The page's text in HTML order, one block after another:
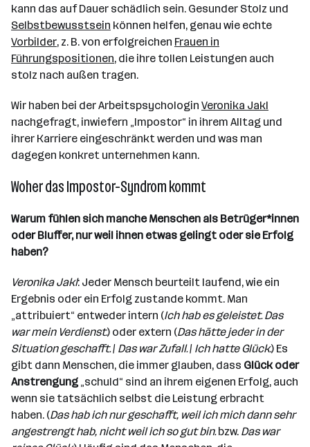
kann das auf Dauer schädlich sein. Gesunder Stolz und
Selbstbewusstsein können helfen, genau wie echte
Vorbilder, z. B. von erfolgreichen Frauen in
Führungspositionen, die ihre tollen Leistungen auch
stolz nach außen tragen.
Wir haben bei der Arbeitspsychologin Veronika Jakl
nachgefragt, inwiefern „Impostor“ in ihrem Alltag und
ihrer Karriere eingeschränkt werden und was man
dagegen konkret unternehmen kann.
Woher das Impostor-Syndrom kommt
Warum fühlen sich manche Menschen als Betrüger*innen
oder Bluffer, nur weil ihnen etwas gelingt oder sie Erfolg
haben?
Veronika Jakl: Jeder Mensch beurteilt laufend, wie ein
Ergebnis oder ein Erfolg zustande kommt. Man
„attribuiert“ entweder intern (Ich hab es geleistet. Das
war mein Verdienst.) oder extern (Das hätte jeder in der
Situation geschafft./ Das war Zufall./ Ich hatte Glück.) Es
gibt dann Menschen, die immer glauben, dass Glück oder
Anstrengung „schuld“ sind an ihrem eigenen Erfolg, auch
wenn sie tatsächlich selbst die Leistung erbracht
haben. (Das hab ich nur geschafft, weil ich mich dann sehr
angestrengt hab, nicht weil ich so gut bin.bzw. Das war